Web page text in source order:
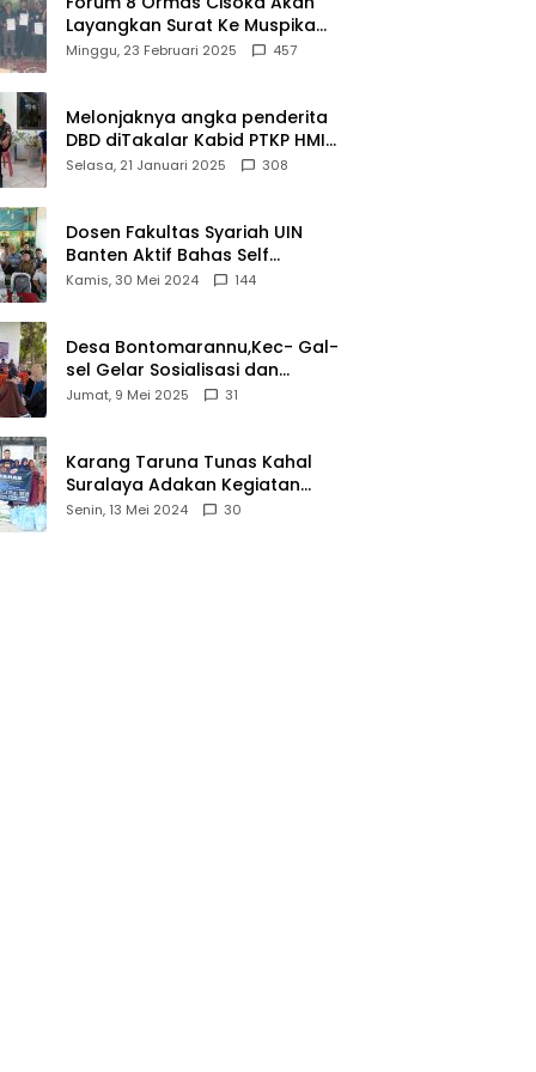
Layangkan Surat Ke Muspika
Atas Adanya Kantor Matel di
Minggu, 23 Februari 2025 457
Melonjaknya angka penderita
DBD diTakalar Kabid PTKP HMI
Cab.Takalar angkat bicara
Selasa, 21 Januari 2025 308
Dosen Fakultas Syariah UIN
Banten Aktif Bahas Self
Declare Halal dalam Forum
Kamis, 30 Mei 2024 144
Desa Bontomarannu,Kec- Gal-
sel Gelar Sosialisasi dan
Bimtek Pemutakhiran Data ID
Jumat, 9 Mei 2025 31
Karang Taruna Tunas Kahal
Suralaya Adakan Kegiatan
Bansos Terhadap Kaum
Senin, 13 Mei 2024 30